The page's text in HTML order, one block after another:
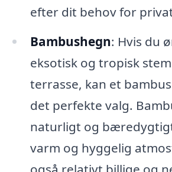
efter dit behov for
Bambushegn: Hvis du
eksotisk og tropisk
terrasse, kan et
det perfekte valg.
naturligt og
varm og hyggelig